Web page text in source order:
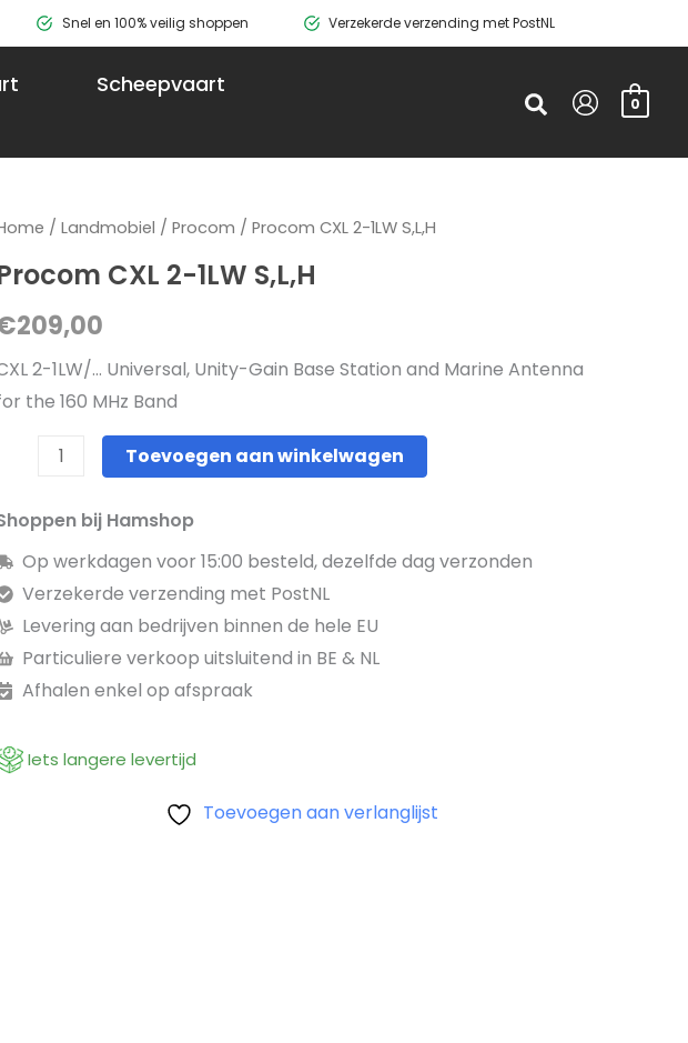
Snel en 100% veilig shoppen Verzekerde verzending met PostNL
Scheepvaart
Zoeken 0
/ Landmobiel / Procom / Procom CXL 2-1LW S,L,H
CXL 2-1LW S,L,H
209,00
2-1LW/… Universal, Unity-Gain Base Station and Marine Antenna
the 160 MHz Band
S,L,H
Toevoegen aan winkelwagen
bij Hamshop
Op werkdagen voor 15:00 besteld, dezelfde dag verzonden
Verzekerde verzending met PostNL
Levering aan bedrijven binnen de hele EU
Particuliere verkoop uitsluitend in BE & NL
Afhalen enkel op afspraak
Iets langere levertijd
Toevoegen aan verlanglijst